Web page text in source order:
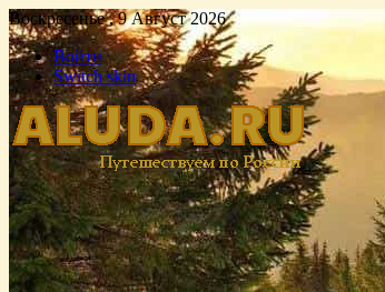
Воскресенье , 9 Август 2026
Войти
Switch skin